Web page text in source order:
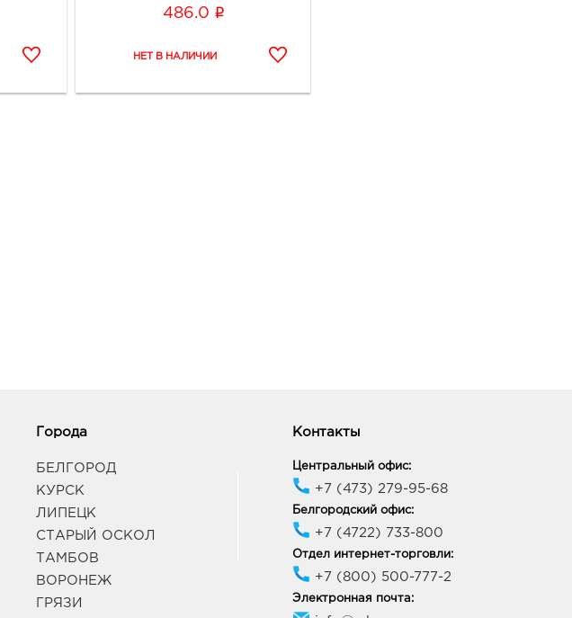
486.0 i
Города
БЕЛГОРОД
КУРСК
ЛИПЕЦК
СТАРЫЙ ОСКОЛ
ТАМБОВ
ВОРОНЕЖ
ГРЯЗИ
Контакты
Центральный офис:
+7 (473) 279-95-68
Белгородский офис:
+7 (4722) 733-800
Отдел интернет-торговли:
+7 (800) 500-777-2
Электронная почта: